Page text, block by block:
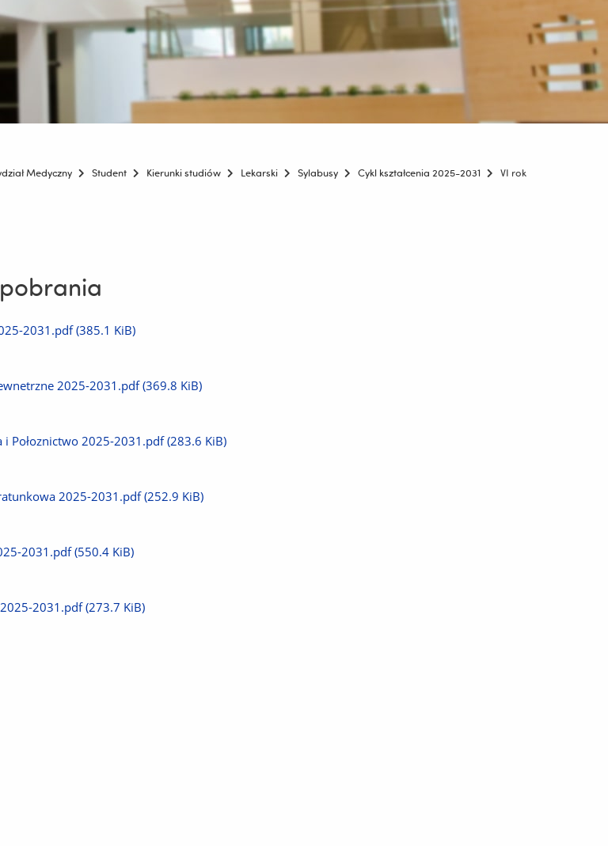
Medyczny Student Kierunki studiów Lekarski Sylabusy Cykl kształcenia 2025-2031 VI rok
2031.pdf (385.1 KiB)
2025-2031.pdf (369.8 KiB)
i Połoznictwo 2025-2031.pdf (283.6 KiB)
2025-2031.pdf(252.9 KiB)
2031.pdf (550.4 KiB)
2031.pdf(273.7 KiB)